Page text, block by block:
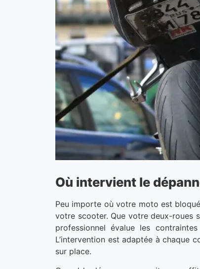
Où intervient le
Peu importe où votre moto est
votre scooter. Que votre deux-roues
professionnel évalue les
L’intervention est adaptée à chaque
sur place.